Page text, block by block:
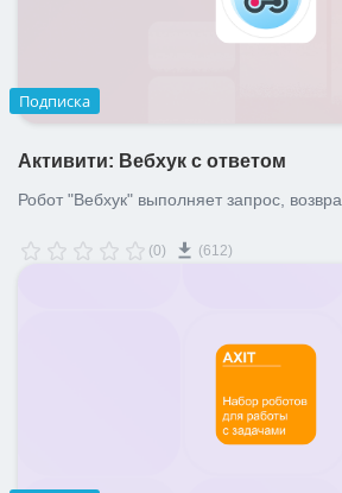
Подписка
Активити: Вебхук с ответом
Робот "Вебхук" выполняет запрос,
(0) (612)